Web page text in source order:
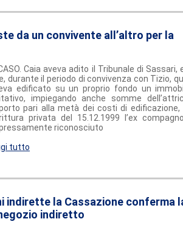
da un convivente all’altro per la
CASO. Caia aveva adito il Tribunale di Sassari,
durante il periodo di convivenza con Tizio,
edificato su un proprio fondo un
impiegando anche somme
pari alla metà dei costi di edificazione,
privata del 15.12.1999 l’ex
riconosciuto
tutto
indirette la Cassazione conferma
indiretto